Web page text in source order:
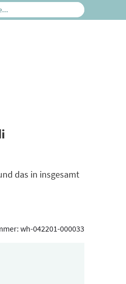
das in insgesamt
wh-042201-000033